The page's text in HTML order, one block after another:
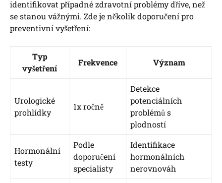
identifikovat případné zdravotní problémy dříve, než
se stanou vážnými. Zde je několik doporučení pro
preventivní vyšetření:
Typ
vyšetření
Frekvence Význam
Urologické
prohlídky
1x ročně
Detekce
potenciálních
problémů s
plodností
Hormonální
testy
Podle
doporučení
specialisty
Identifikace
hormonálních
nerovnováh